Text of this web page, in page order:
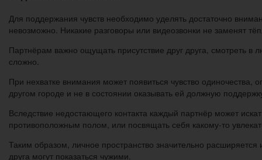
Для поддержания чувств необходимо уделять достаточно
невозможно. Никакие разговоры или видеозвонки не заменят
Партнёрам важно ощущать присутствие друг друга, смотреть в
сложно.
При нехватке внимания может появиться чувство
другом городе и не в состоянии оказывать ей должную
Вследствие недостающего контакта каждый партнёр может
противоположным полом, или посвящать себя какому-то
Таким образом, личное пространство значительно
друга могут показаться чужими.